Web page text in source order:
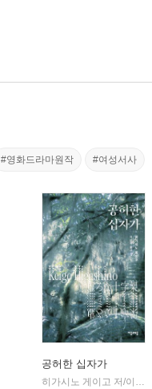
#영화드라마원작 #여성서사
공허한 십자가
히가시노 게이고 저/이선희 역